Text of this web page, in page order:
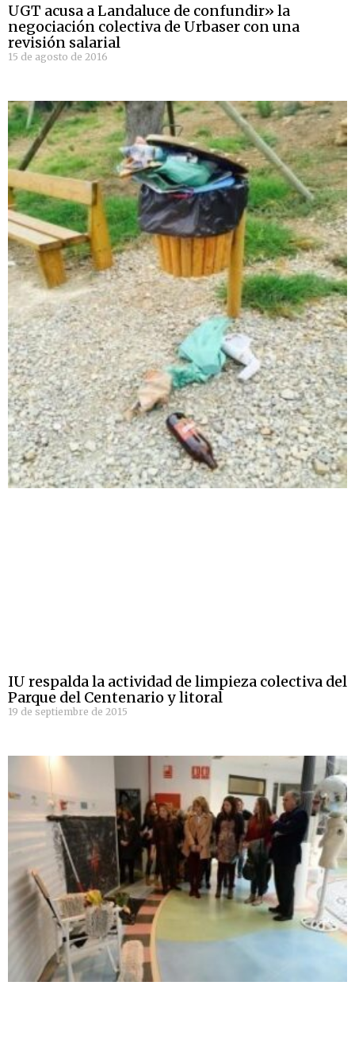
UGT acusa a Landaluce de confundir» la
negociación colectiva de Urbaser con una
revisión salarial
15 de agosto de 2016
IU respalda la actividad de limpieza colectiva del
Parque del Centenario y litoral
19 de septiembre de 2015